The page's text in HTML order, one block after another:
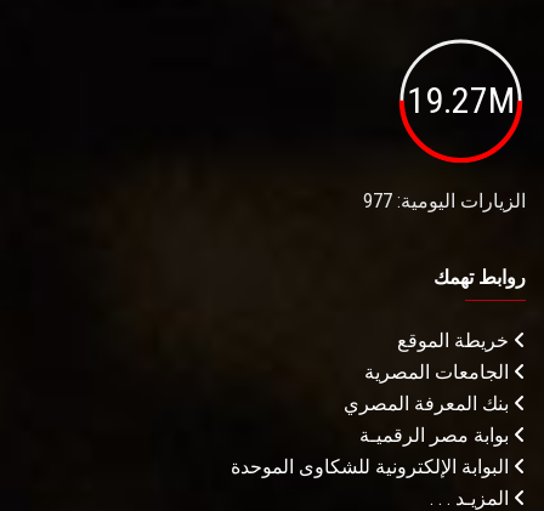
19.27M
الزيارات اليومية: 977
روابط تهمك
خريطة الموقع
الجامعات المصرية
بنك المعرفة المصري
بوابة مصر الرقميـة
البوابة الإلكترونية للشكاوى الموحدة
المزيـد . . .